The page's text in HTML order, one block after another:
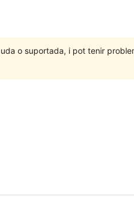
o suportada, i pot tenir